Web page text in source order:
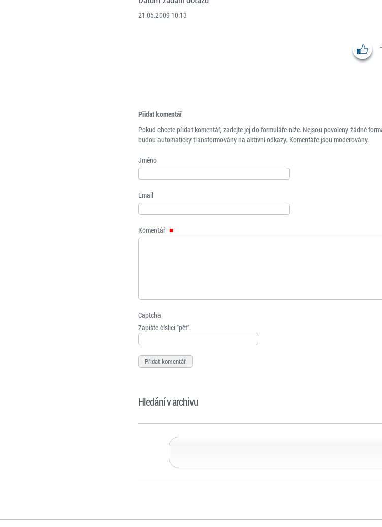
21.05.2009 10:13
Přidat komentář
Pokud chcete přidat komentář, zadejte jej do formuláře níže. Nejsou povoleny žádné
budou automaticky transformovány na aktivní odkazy. Komentáře jsou moderovány.
Jméno
Email
Komentář
Captcha
Zapište číslici "pět".
Hledání v archivu